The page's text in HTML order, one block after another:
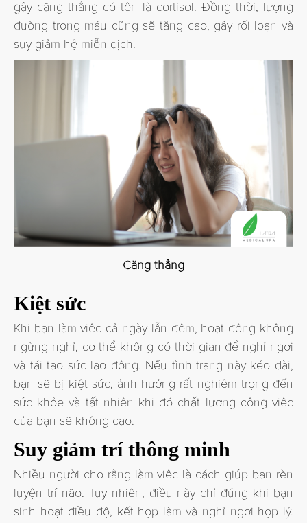
gây căng thẳng có tên là cortisol. Đồng thời, lượng
đường trong máu cũng sẽ tăng cao, gây rối loạn và
suy giảm hệ miễn dịch.
Căng thẳng
Kiệt sức
Khi bạn làm việc cả ngày lẫn đêm, hoạt động không
ngừng nghỉ, cơ thể không có thời gian để nghỉ ngơi
và tái tạo sức lao động. Nếu tình trạng này kéo dài,
bạn sẽ bị kiệt sức, ảnh hưởng rất nghiêm trọng đến
sức khỏe và tất nhiên khi đó chất lượng công việc
của bạn sẽ không cao.
Suy giảm trí thông minh
Nhiều người cho rằng làm việc là cách giúp bạn rèn
luyện trí não. Tuy nhiên, điều này chỉ đúng khi bạn
sinh hoạt điều độ, kết hợp làm và nghỉ ngơi hợp lý.